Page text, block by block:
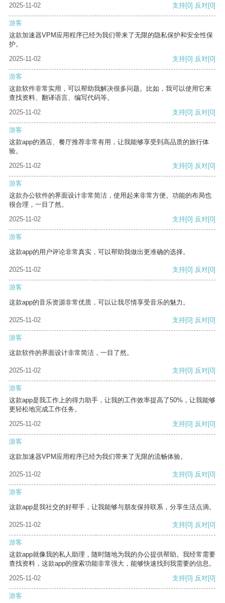
2025-11-02
支持[0] 反对[0]
游客
这款加速器VPM应用程序已经为我们带来了无限的隐私保护和安全性保
护。
2025-11-02
支持[0] 反对[0]
游客
这款软件非常实用，可以帮助我解决很多问题。比如，我可以使用它来
查找资料、翻译语言、编写代码等。
2025-11-02
支持[0] 反对[0]
游客
这款app的酒店、餐厅推荐非常有用，让我能够享受到高品质的旅行体
验。
2025-11-02
支持[0] 反对[0]
游客
这款办公软件的界面设计非常简洁，使用起来非常方便。功能的布局也
很合理，一目了然。
2025-11-02
支持[0] 反对[0]
游客
这款app的用户评论非常真实，可以帮助我做出更准确的选择。
2025-11-02 支持[0] 反对[0]
游客
这款app的音乐资源非常优质，可以让我尽情享受音乐的魅力。
2025-11-02 支持[0] 反对[0]
游客
这款软件的界面设计非常简洁，一目了然。
2025-11-02 支持[0] 反对[0]
游客
这款app是我工作上的得力助手，让我的工作效率提高了50%，让我能够
更轻松地完成工作任务。
2025-11-02
支持[0] 反对[0]
游客
这款加速器VPM应用程序已经为我们带来了无限的流畅体验。
2025-11-02 支持[0] 反对[0]
游客
这款app是我社交的好帮手，让我能够与朋友保持联系，分享生活点滴。
2025-11-02 支持[0] 反对[0]
游客
这款app就像我的私人助理，随时随地为我的办公提供帮助。我经常需要
查找资料，这款app的搜索功能非常强大，能够快速找到我需要的信息。
2025-11-02
支持[0] 反对[0]
游客